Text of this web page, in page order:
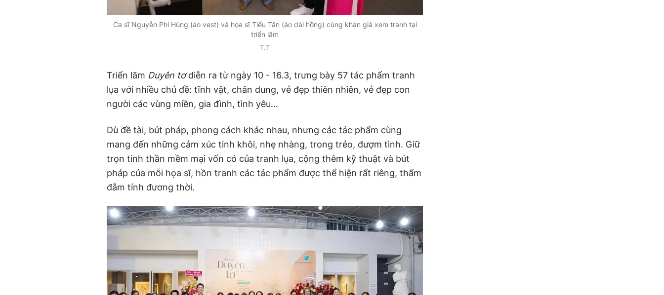
Ca sĩ Nguyễn Phi Hùng (áo vest) và họa sĩ Tiểu Tân (áo dài hồng) cùng khán giả xem tranh tại
triển lãm
T.T
Triển lãm Duyên tơdiễn ra từ ngày 10 - 16.3, trưng bày 57 tác phẩm tranh
lụa với nhiều chủ đề: tĩnh vật, chân dung, vẻ đẹp thiên nhiên, vẻ đẹp con
người các vùng miền, gia đình, tình yêu…
Dù đề tài, bút pháp, phong cách khác nhau, nhưng các tác phẩm cùng
mang đến những cảm xúc tinh khôi, nhẹ nhàng, trong trẻo, đượm tình. Giữ
trọn tinh thần mềm mại vốn có của tranh lụa, cộng thêm kỹ thuật và bút
pháp của mỗi họa sĩ, hồn tranh các tác phẩm được thể hiện rất riêng, thấm
đẫm tính đương thời.